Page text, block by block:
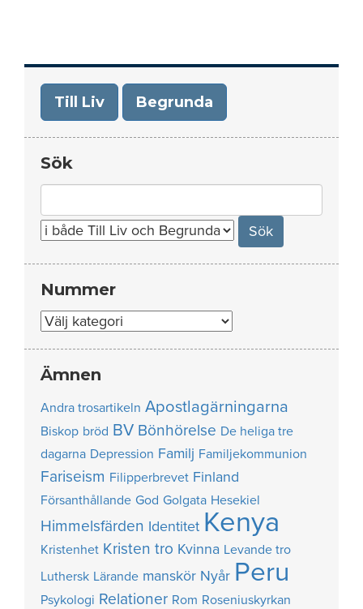
Till Liv Begrunda
Sök
for:
Nummer
Nummer
Ämnen
Andra trosartikeln Apostlagärningarna
Biskop bröd BV Bönhörelse De heliga tre
dagarna Depression Familj Familjekommunion
Fariseism Filipperbrevet Finland
Försanthållande God Golgata Hesekiel
Himmelsfärden Identitet Kenya
Kristenhet Kristen tro Kvinna Levande tro
Luthersk Lärande manskör Nyår Peru
Psykologi Relationer Rom Roseniuskyrkan